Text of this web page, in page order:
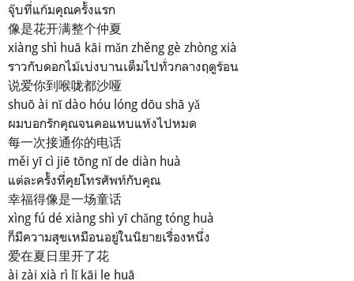
จุ๊บที่แก้มคุณครั้งแรก
像是花开满整个仲夏
xiàng shì huā kāi mǎn zhěng gè zhòng xià
ราวกับดอกไม้เบ่งบานเต็มไปทั่วกลางฤดูร้อน
说爱你到喉咙都沙哑
shuō ài nǐ dào hóu lóng dōu shā yǎ
ผมบอกรักคุณจนคอแหบแห้งไปหมด
每一次接通你的电话
měi yī cì jiē tōng nǐ de diàn huà
แต่ละครั้งที่คุยโทรศัพท์กับคุณ
幸福得像是一场童话
xìng fú dé xiàng shì yī chǎng tóng huà
ก็มีความสุขเหมือนอยู่ในนิยายเรื่องหนึ่ง
爱在夏日里开了花
ài zài xià rì lǐ kāi le huā